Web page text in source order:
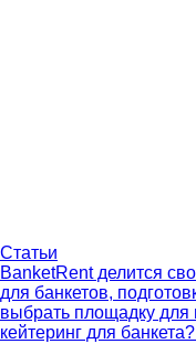
Статьи
BanketRent делится
для банкетов,
выбрать площадку для
кейтеринг для